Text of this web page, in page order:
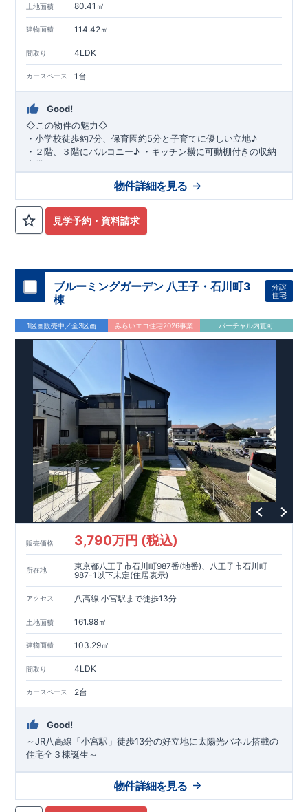
土地面積 80.41㎡
建物面積 114.42㎡
間取り 4LDK
カースペース 1台
Good!
◇ この物件の魅力◇
・小学校徒歩約7分、保育園約5分と子育てに優しい立地♪
・２階、３階にバルコニー♪ ・キッチン横に可動棚付きの収納
完備。
相模線「上溝」駅徒歩19分 ◇ロケーション
・相模原市立星が丘小学校
徒歩7分 ・オーケ
ー相模原店
模原店 徒歩
・やまうち医院 徒歩
ります。
・設計、施工、営業が互いに協力しあい、最良のプラ
ンを提供いたします。 ・不要な中間マージンを抑えることで、
コストダウンに努めています。
・東栄住宅
の建物は、国が定めた耐震等級で3を取得。建築基準法で定め
られた、｢数百年に一度発生する地震に対して、倒壊、崩壊しな
い。｣という基準から、さらに
す。
【住宅性能評価ダブル取得】
設計段階で、国が認めた第三者機関が評価しています。
住宅性能評価：評価を受けた図面通りに施工されているか、建
設までに、計4回のチェックが行われます。
でなく、現場の施工状況を検査した上で、品質を保証していま
す。
【充実のアフターサポート】
・東栄住宅では、お引渡し後最大10回の無料定期点検と、
年
間の品質保証を実施。お引渡しからが本当のお付き合いだと考
え、アフターサービスを外部の業者に委託せず、東栄住宅グル
ープ「東栄ホームサービス株式会社」にて責任をもって対応い
たします。
見学予約・資料請求
物件詳細を見る
ブルーミングガーデン 八王子・石川町3
棟
分譲
住宅
1区画販売中／全3区画 みらいエコ住宅2026事業 バーチャル内覧可
販売価格 3,790万円 (税込)
所在地
東京都八王子市石川町987番(地番)、八王子市石川町
987-1以下未定(住居表示)
アクセス 八高線 小宮駅まで徒歩13分
土地面積 161.98㎡
建物面積 103.29㎡
間取り 4LDK
カースペース 2台
Good!
～JR八高線「小宮駅」徒歩13分の好立地に太陽光パネル搭載の
住宅全３棟誕生～
物件詳細を見る